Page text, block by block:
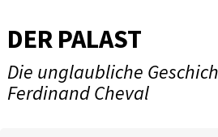
DER PALAST
Die unglaubliche
Ferdinand Cheval